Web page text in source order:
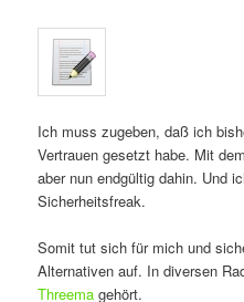
Ich muss zugeben, daß ich
Vertrauen gesetzt habe. Mit
aber nun endgültig dahin. Und
Sicherheitsfreak.
Somit tut sich für mich und
Alternativen auf. In diversen
Threema gehört.